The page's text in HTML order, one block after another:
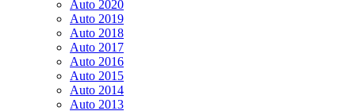
Auto 2020
Auto 2019
Auto 2018
Auto 2017
Auto 2016
Auto 2015
Auto 2014
Auto 2013